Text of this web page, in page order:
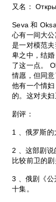
又名：
Seva 和
心有一间大
是一对模范
卑之中，结
了这一点。
情愿，但同
他有一个情
的。这对夫
剧评：
1 、俄罗斯的
2 、这部剧
比较前卫的
3 、俄剧《公
十集。